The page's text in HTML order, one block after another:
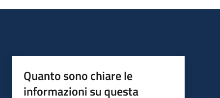
Quanto sono chiare le
informazioni su questa